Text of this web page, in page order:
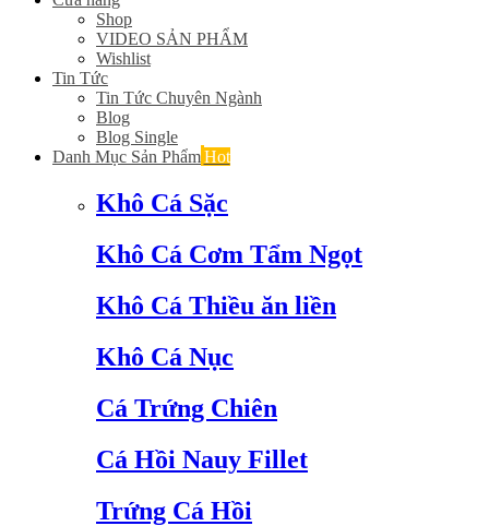
Shop
VIDEO SẢN PHẨM
Wishlist
Tin Tức
Tin Tức Chuyên Ngành
Blog
Blog Single
Danh Mục Sản PhẩmHot
Khô Cá Sặc
Khô Cá Cơm Tẩm Ngọt
Khô Cá Thiều ăn liền
Khô Cá Nục
Cá Trứng Chiên
Cá Hồi Nauy Fillet
Trứng Cá Hồi